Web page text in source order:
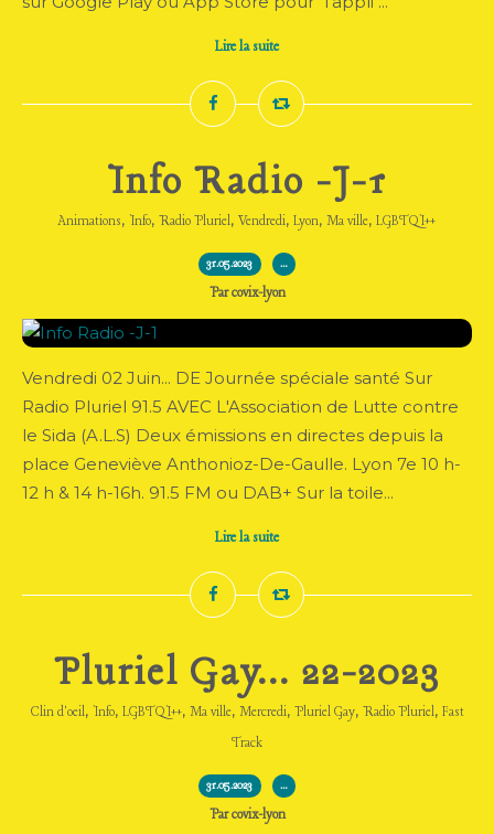
Lire la suite
Info Radio -J-1
Animations, Info, Radio Pluriel, Vendredi, Lyon, Ma ville, LGBTQI++
31.05.2023 …
Par covix-lyon
Vendredi 02 Juin... DE Journée spéciale santé Sur
Radio Pluriel 91.5 AVEC L'Association de Lutte contre
le Sida (A.L.S) Deux émissions en directes depuis la
place Geneviève Anthonioz-De-Gaulle. Lyon 7e 10 h-
12 h & 14 h-16h. 91.5 FM ou DAB+ Sur la toile...
Lire la suite
Pluriel Gay... 22-2023
Clin d'oeil, Info, LGBTQI++, Ma ville, Mercredi, Pluriel Gay, Radio Pluriel, Fast
Track
31.05.2023 …
Par covix-lyon